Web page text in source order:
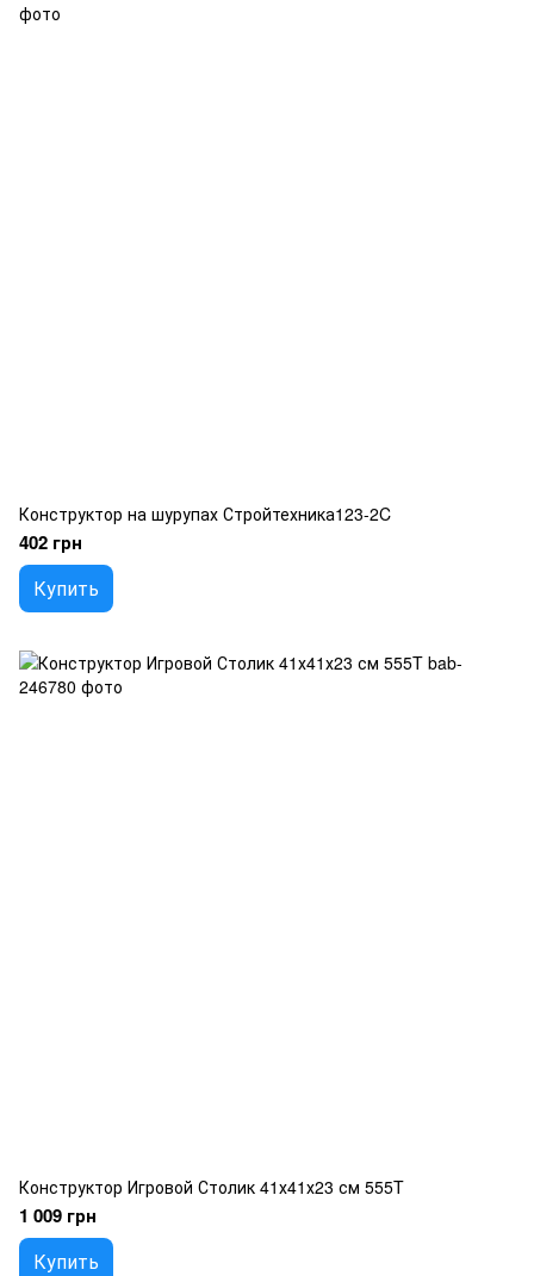
Конструктор на шурупах Стройтехника123-2C
402 грн
Купить
Конструктор Игровой Столик 41х41х23 см 555T
1 009 грн
Купить